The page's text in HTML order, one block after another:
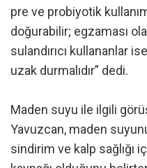
pre ve probiyotik
doğurabilir; egzaması
sulandırıcı kullananlar
uzak durmalıdır” dedi.
Maden suyu ile ilgili
Yavuzcan, maden
sindirim ve kalp sağlığı